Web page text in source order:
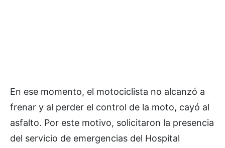
En ese momento, el motociclista no alcanzó a
frenar y al perder el control de la moto, cayó al
asfalto. Por este motivo, solicitaron la presencia
del servicio de emergencias del Hospital